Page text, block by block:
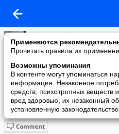
Применяются
Прочитать правила их
Возможны упоминания
В контенте могут упоминаться
информация. Незаконное
средств, психотропных веществ
вред здоровью, их незаконный
установленную
***Наталья***
added a photo
12 Dec в 19:33
Comment